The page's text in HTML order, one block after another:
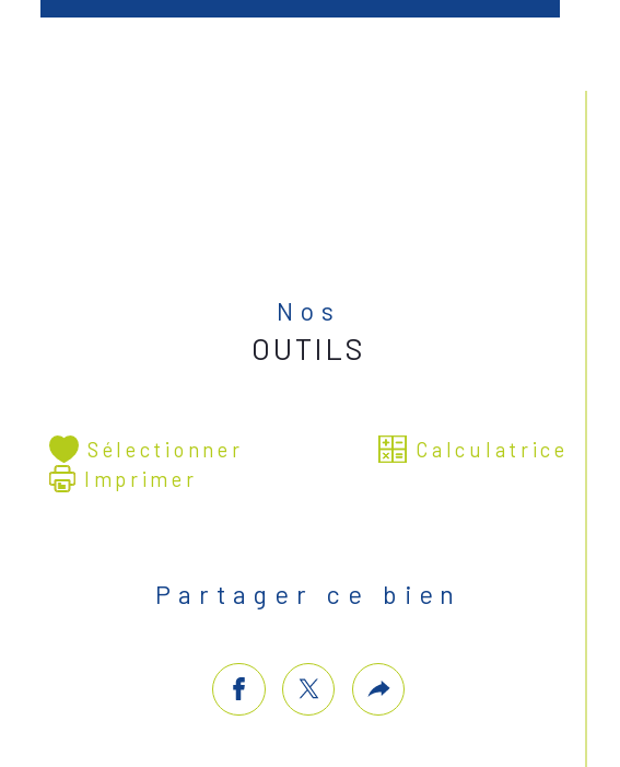
Nos
OUTILS
Sélectionner
Calculatrice
Imprimer
Partager ce bien